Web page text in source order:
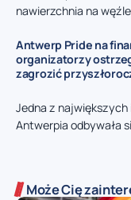
nawierzchnia na
Antwerp Pride na
organizatorzy
zagrozić
Jedna z
Antwerpia odbywała
Może Cię